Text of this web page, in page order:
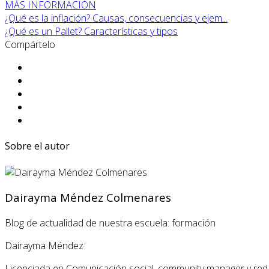
MÁS INFORMACIÓN
¿Qué es la inflación? Causas, consecuencias y ejem...
¿Qué es un Pallet? Características y tipos
Compártelo
Sobre el autor
Dairayma Méndez Colmenares
Blog de actualidad de nuestra escuela: formación
Dairayma Méndez